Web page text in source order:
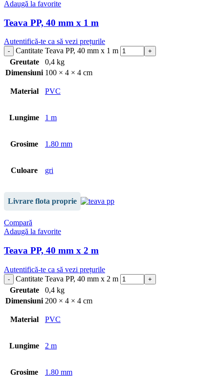
Adaugă la favorite
Teava PP, 40 mm x 1 m
Autentifică-te ca să vezi prețurile
Cantitate Teava PP, 40 mm x 1 m
Greutate
0,4 kg
Dimensiuni 100 × 4 × 4 cm
Material PVC
Lungime 1 m
Grosime 1.80 mm
Culoare gri
Livrare flota proprie
Compară
Adaugă la favorite
Teava PP, 40 mm x 2 m
Autentifică-te ca să vezi prețurile
Cantitate Teava PP, 40 mm x 2 m
Greutate
0,4 kg
Dimensiuni 200 × 4 × 4 cm
Material PVC
Lungime 2 m
Grosime 1.80 mm